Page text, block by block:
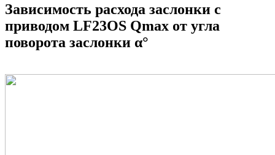
Зависимость расхода заслонки с
приводом LF23OS Qmax от угла
поворота заслонки α°